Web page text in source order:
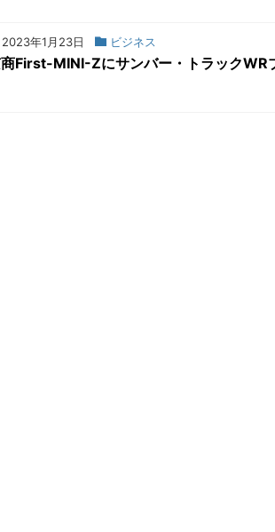
2023年1月23日 ビジネス
First-MINI-Zにサンバー・トラックWR